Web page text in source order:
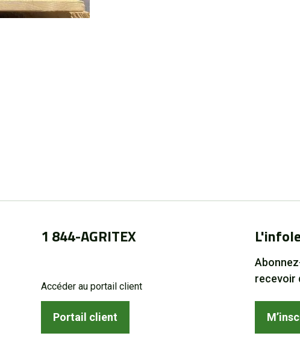
1 844-AGRITEX
Accéder au portail client
Portail client
recevoir